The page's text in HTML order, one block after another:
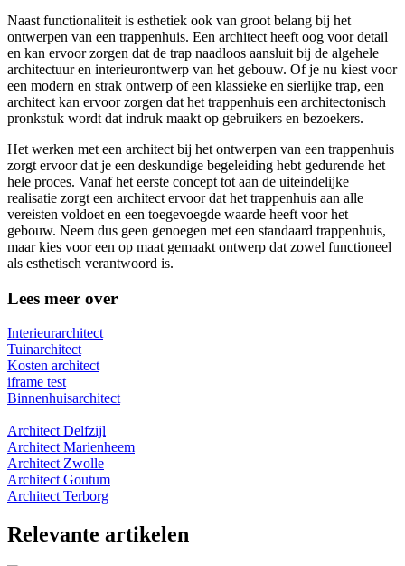
Naast functionaliteit is esthetiek ook van groot belang bij het
ontwerpen van een trappenhuis. Een architect heeft oog voor detail
en kan ervoor zorgen dat de trap naadloos aansluit bij de algehele
architectuur en interieurontwerp van het gebouw. Of je nu kiest voor
een modern en strak ontwerp of een klassieke en sierlijke trap, een
architect kan ervoor zorgen dat het trappenhuis een architectonisch
pronkstuk wordt dat indruk maakt op gebruikers en bezoekers.
Het werken met een architect bij het ontwerpen van een trappenhuis
zorgt ervoor dat je een deskundige begeleiding hebt gedurende het
hele proces. Vanaf het eerste concept tot aan de uiteindelijke
realisatie zorgt een architect ervoor dat het trappenhuis aan alle
vereisten voldoet en een toegevoegde waarde heeft voor het
gebouw. Neem dus geen genoegen met een standaard trappenhuis,
maar kies voor een op maat gemaakt ontwerp dat zowel functioneel
als esthetisch verantwoord is.
Lees meer over
Interieurarchitect
Tuinarchitect
Kosten architect
iframe test
Binnenhuisarchitect
Architect Delfzijl
Architect Marienheem
Architect Zwolle
Architect Goutum
Architect Terborg
Relevante artikelen